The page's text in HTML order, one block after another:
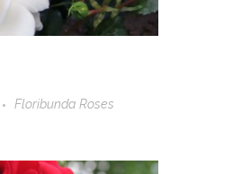
Floribunda Roses